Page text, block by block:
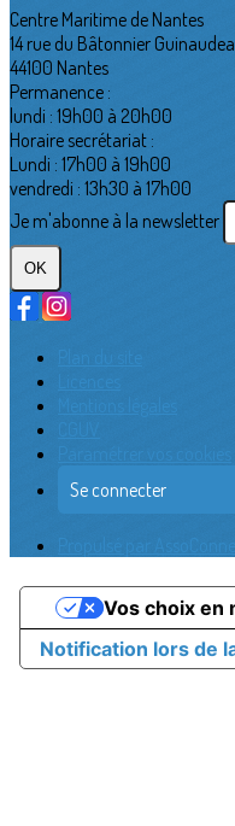
Centre Maritime de Nantes
14 rue du Bâtonnier
44100 Nantes
Permanence :
lundi : 19h00 à 20h00
Horaire secrétariat :
Lundi : 17h00 à 19h00
vendredi : 13h30 à 17h00
Je m'abonne à la newsletter
OK
Plan du site
Licences
Mentions légales
CGUV
Paramétrer vos cookies
Se connecter
Propulsé par
Notification lors de
Vos choix en